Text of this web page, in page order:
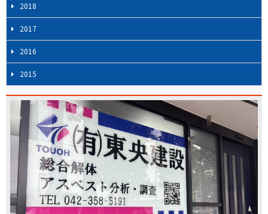
2018
2017
2016
2015